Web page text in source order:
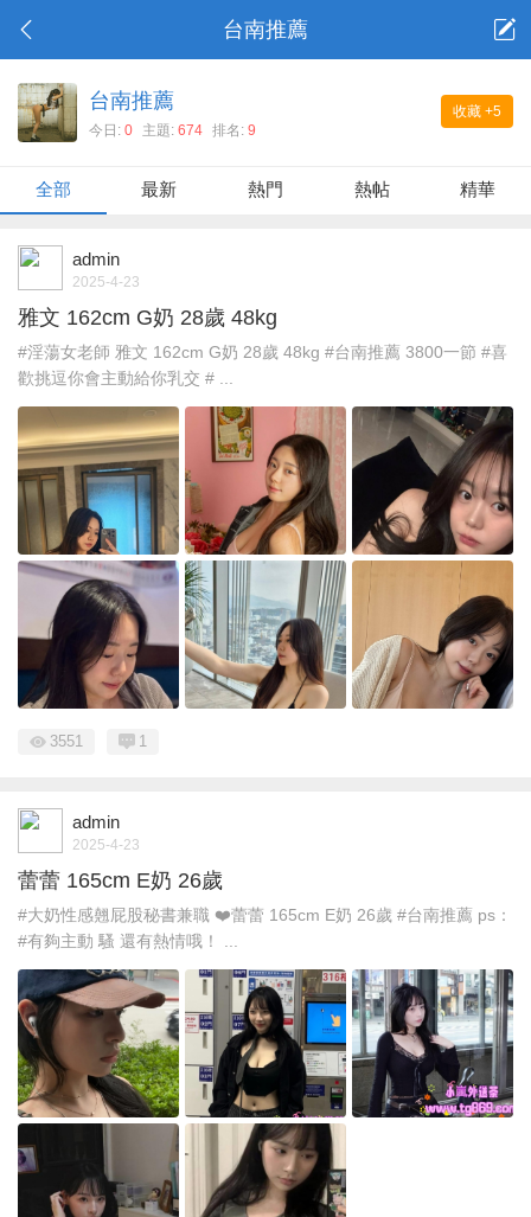
台南推薦
收藏 +5
台南推薦
今日: 0 主題: 674 排名: 9
全部 最新 熱門 熱帖 精華
admin
2025-4-23
雅文 162cm G奶 28歲 48kg
#淫蕩女老師 雅文 162cm G奶 28歲 48kg #台南推薦 3800一節 #喜
歡挑逗你會主動給你乳交 # ...
3551 1
admin
2025-4-23
蕾蕾 165cm E奶 26歲
#大奶性感翹屁股秘書兼職 ❤️蕾蕾 165cm E奶 26歲 #台南推薦 ps：
#有夠主動 騷 還有熱情哦！ ...